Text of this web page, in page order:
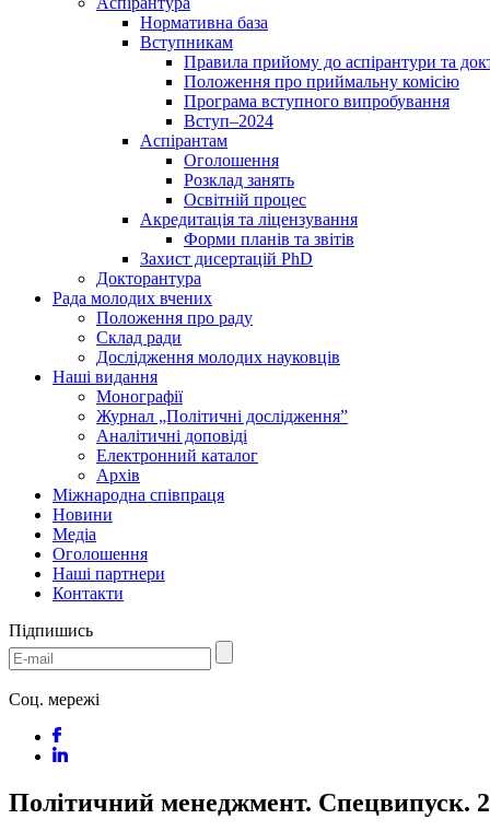
Нормативна база
Вступникам
Правила прийому до аспірантури та
Положення про приймальну комісію
Програма вступного випробування
Вступ–2024
Аспірантам
Оголошення
Розклад занять
Освітній процес
Акредитація та ліцензування
Форми планів та звітів
Захист дисертацій PhD
Докторантура
Рада молодих вчених
Положення про раду
Склад ради
Дослідження молодих науковців
Наші видання
Монографії
Журнал „Політичні дослідження”
Аналітичні доповіді
Електронний каталог
Архів
Міжнародна співпраця
Новини
Медіa
Оголошення
Наші партнери
Контакти
Підпишись
Соц. мережі
Політичний менеджмент. Спецвипуск.